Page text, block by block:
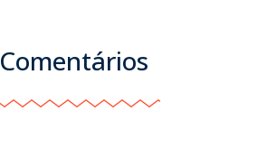
Comentários